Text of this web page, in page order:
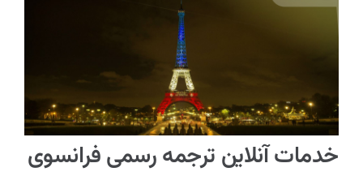
خدمات آنلاین ترجمه رسمی فرانسوی